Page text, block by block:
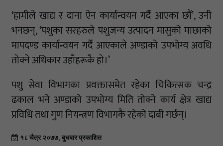
‘हामीले खाद्य र दाना ऐन कार्यान्वयन गर्दै आएका छौं’, उनी
भनछन्, ‘पशुका सरहरुले पशुजन्य उत्पादन मासुको माछाको
मापदण्ड कार्यान्वयन गर्दै आएकाले अण्डाको उपभोग्य अवधि
तोक्ने अधिकार उहाँहरूकै हो।’
पशु सेवा विभागका प्रवक्तासमेत रहेका चिकित्सक चन्द्र
ढकाल भने अण्डाको उपभोग्य मिति तोक्ने कार्य क्षेत्र खाद्य
प्रविधि तथा गुण नियन्त्रण विभागकै रहेको दाबी गर्छन्।
१८ चैत्र २०७७, बुधबार प्रकाशित